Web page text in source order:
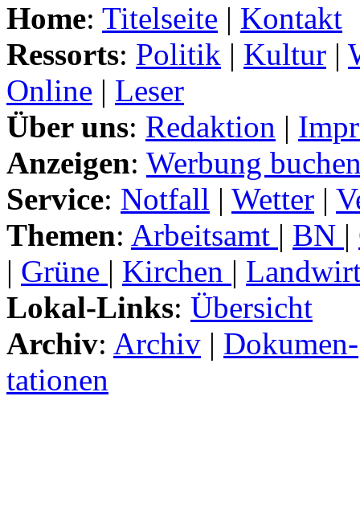
Home: Titelseite | Kontakt
Ressorts: Politik | Kultur |
Online | Leser
Über uns: Redaktion |
Anzeigen: Werbung
Service: Notfall | Wetter |
Themen: Arbeitsamt | BN |
| Grüne | Kirchen |
Lokal-Links: Übersicht
Archiv: Archiv | Dokumen-
tationen